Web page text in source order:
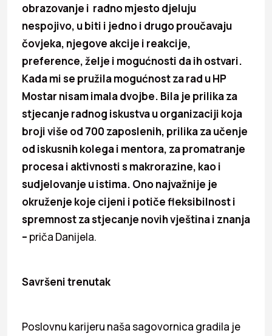
obrazovanje i radno mjesto djeluju
nespojivo, u biti i jedno i drugo proučavaju
čovjeka, njegove akcije i reakcije,
preference, želje i mogućnosti da ih ostvari.
Kada mi se pružila mogućnost za rad u HP
Mostar nisam imala dvojbe. Bila je prilika za
stjecanje radnog iskustva u organizaciji koja
broji više od 700 zaposlenih, prilika za učenje
od iskusnih kolega i mentora, za promatranje
procesa i aktivnosti s makrorazine, kao i
sudjelovanje u istima. Ono najvažnije je
okruženje koje cijeni i potiče fleksibilnost i
spremnost za stjecanje novih vještina i znanja
– priča Danijela.
Savršeni trenutak
Poslovnu karijeru naša sagovornica gradila je